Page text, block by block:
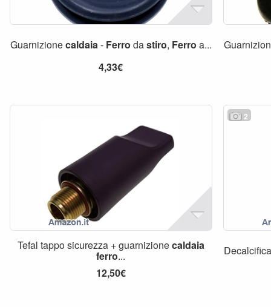
Guarnizionecaldaia- Ferro dastiro, Ferro a...
4,33€
Tefal tappo sicurezza + guarnizionecaldaia
ferro...
12,50€
2